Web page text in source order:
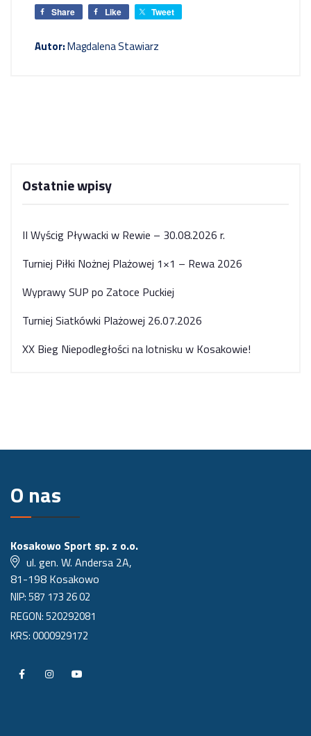
Share Like Tweet
Autor:Magdalena Stawiarz
Ostatnie wpisy
II Wyścig Pływacki w Rewie – 30.08.2026 r.
Turniej Piłki Nożnej Plażowej 1×1 – Rewa 2026
Wyprawy SUP po Zatoce Puckiej
Turniej Siatkówki Plażowej 26.07.2026
XX Bieg Niepodległości na lotnisku w Kosakowie!
O nas
Kosakowo Sport sp. z o.o.
ul. gen. W. Andersa 2A,
81-198 Kosakowo
NIP: 587 173 26 02
REGON: 520292081
KRS: 0000929172
P
P